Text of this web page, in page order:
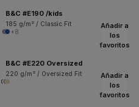
B&C #E190 /kids
185 g/m² / Classic Fit
+8
Añadir a
los
favoritos
B&C #E220 Oversized
220 g/m² / Oversized Fit
Añadir a
los
favoritos